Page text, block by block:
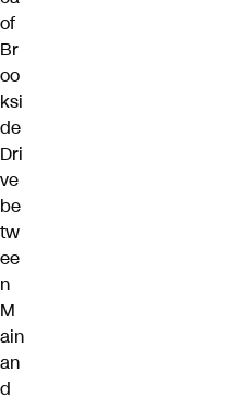
of
Br
oo
ksi
de
Dri
ve
be
tw
ee
n
M
ain
an
d